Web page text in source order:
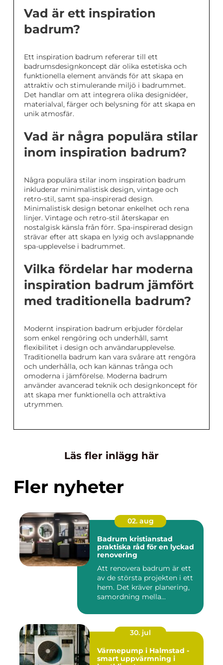
Vad är ett inspiration
badrum?
Ett inspiration badrum refererar till ett
badrumsdesignkoncept där olika estetiska och
funktionella element används för att skapa en
attraktiv och stimulerande miljö i badrummet.
Det handlar om att integrera olika designidéer,
materialval, färger och belysning för att skapa en
unik atmosfär.
Vad är några populära stilar
inom inspiration badrum?
Några populära stilar inom inspiration badrum
inkluderar minimalistisk design, vintage och
retro-stil, samt spa-inspirerad design.
Minimalistisk design betonar enkelhet och rena
linjer. Vintage och retro-stil återskapar en
nostalgisk känsla från förr. Spa-inspirerad design
strävar efter att skapa en lyxig och avslappnande
spa-upplevelse i badrummet.
Vilka fördelar har moderna
inspiration badrum jämfört
med traditionella badrum?
Modernt inspiration badrum erbjuder fördelar
som enkel rengöring och underhåll, samt
flexibilitet i design och användarupplevelse.
Traditionella badrum kan vara svårare att rengöra
och underhålla, och kan kännas trånga och
omoderna i jämförelse. Moderna badrum
använder avancerad teknik och designkoncept för
att skapa mer funktionella och attraktiva
utrymmen.
Läs fler inlägg här
Fler nyheter
02. aug
Badrum kristianstad
praktiska råd för en lyckad
renovering
Att renovera badrum är ett
av de största projekten i ett
hem. Det kräver planering,
samordning mella...
30. jul
Värmepump i Halmstad -
smart uppvärmning i